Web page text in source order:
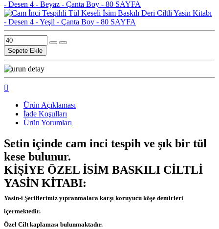
Sepete Ekle
Ürün Açıklaması
İade Koşulları
Ürün Yorumları
Setin içinde cam inci tespih ve şık bir tül
kese bulunur.
KİŞİYE ÖZEL İSİM BASKILI CİLTLİ
YASİN KİTABI:
Yasin-i Şeriflerimiz yıpranmalara karşı koruyucu köşe demirleri
içermektedir.
Özel Cilt kaplaması bulunmaktadır.